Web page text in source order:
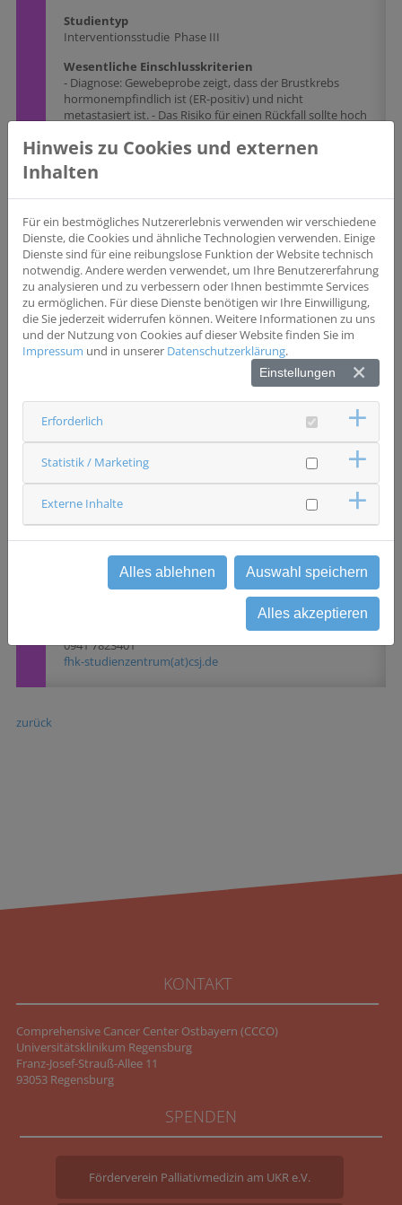
Studientyp
Interventionsstudie Phase III
Wesentliche Einschlusskriterien
- Diagnose: Gewebeprobe zeigt, dass der Brustkrebs
hormonempfindlich ist (ER-positiv) und nicht
metastasiert ist. - Das Risiko für einen Rückfall sollte hoch
bereits mindestens 2 Jahre, aber nicht mehr als 5 Jahre.
Diese Therapie kann auch in Kombination mit anderen
Medikamenten (CDK4/6-Inhibitoren oder LHRH-
Agonisten) gegeben worden sein. - Zeit nach der
nach einer erfolgreichen Brustoperation sein.
Biomarker
_ER#_HER2-
Wesentliche Ausschlusskriterien
- metastasierter Brustkrebs im Stadium IV. -
Vorgeschichte eines früheren invasiven Brustkrebses, mit
Ausnahme von DCIS, das vor ≥ 5 Jahren allein durch
lokale Therapie behandelt wurde, oder kontralateralem
DCIS, das zu irgendeinem Zeitpunkt durch lokale
regionale Therapie behandelt wurde. - Teilnehmerinnen,
die eine mehr als 6-monatige Unterbrechung einer
vorangegangenen endokrinen Therapie hatten -
Teilnehmerinnen mit einer bösartigen Vorgeschichte
innerhalb von 3 Jahren vor dem Datum der
Randomisierung
Ansprechpartner & Kontakt
Caritas-Krankenhaus St. Josef Regensburg
Frauenheilkunde und Geburtshilfe Krankenhaus St Josef
0941 7823401
fhk-studienzentrum(at)csj.de
zurück
KONTAKT
Comprehensive Cancer Center Ostbayern (CCCO)
Universitätsklinikum Regensburg
Franz-Josef-Strauß-Allee 11
93053 Regensburg
SPENDEN
Förderverein Palliativmedizin am UKR e.V.
Hinweis zu Cookies und externen
Inhalten
Für ein bestmögliches Nutzererlebnis verwenden wir verschiedene
Dienste, die Cookies und ähnliche Technologien verwenden. Einige
Dienste sind für eine reibungslose Funktion der Website technisch
notwendig. Andere werden verwendet, um Ihre Benutzererfahrung
zu analysieren und zu verbessern oder Ihnen bestimmte Services
zu ermöglichen. Für diese Dienste benötigen wir Ihre Einwilligung,
die Sie jederzeit widerrufen können. Weitere Informationen zu uns
und der Nutzung von Cookies auf dieser Website finden Sie im
Impressum und in unserer Datenschutzerklärung.
Einstellungen
Erforderlich
Statistik / Marketing
Externe Inhalte
Alles ablehnen Auswahl speichern
Alles akzeptieren